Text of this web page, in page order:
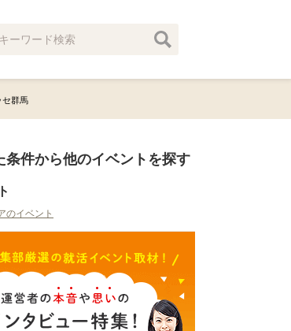
セ群馬
条件から他のイベントを探す
のイベント